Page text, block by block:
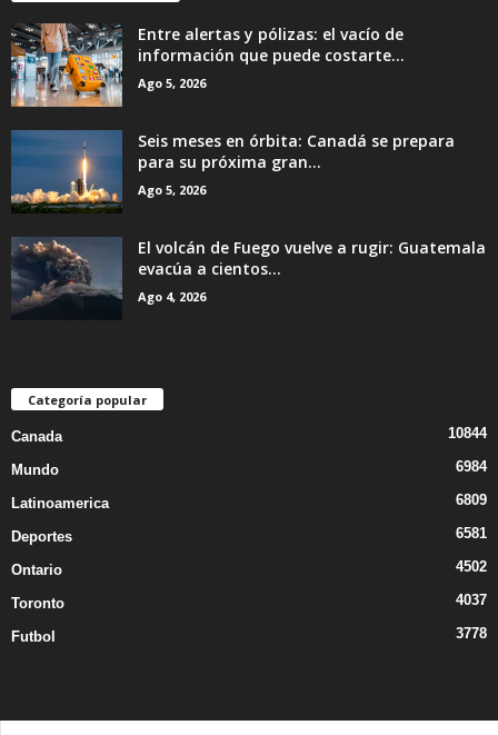
Entre alertas y pólizas: el vacío de
información que puede costarte...
Ago 5, 2026
Seis meses en órbita: Canadá se prepara
para su próxima gran...
Ago 5, 2026
El volcán de Fuego vuelve a rugir: Guatemala
evacúa a cientos...
Ago 4, 2026
Categoría popular
Canada 10844
Mundo 6984
Latinoamerica 6809
Deportes 6581
Ontario 4502
Toronto 4037
Futbol 3778